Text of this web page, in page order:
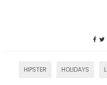
HIPSTER HOLIDAYS